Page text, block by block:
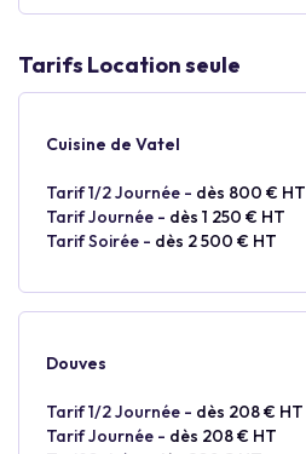
Tarifs Location seule
Cuisine de Vatel
Tarif 1/2 Journée - dès 800 € HT
Tarif Journée - dès 1 250 € HT
Tarif Soirée - dès 2 500 € HT
Douves
Tarif 1/2 Journée - dès 208 € HT
Tarif Journée - dès 208 € HT